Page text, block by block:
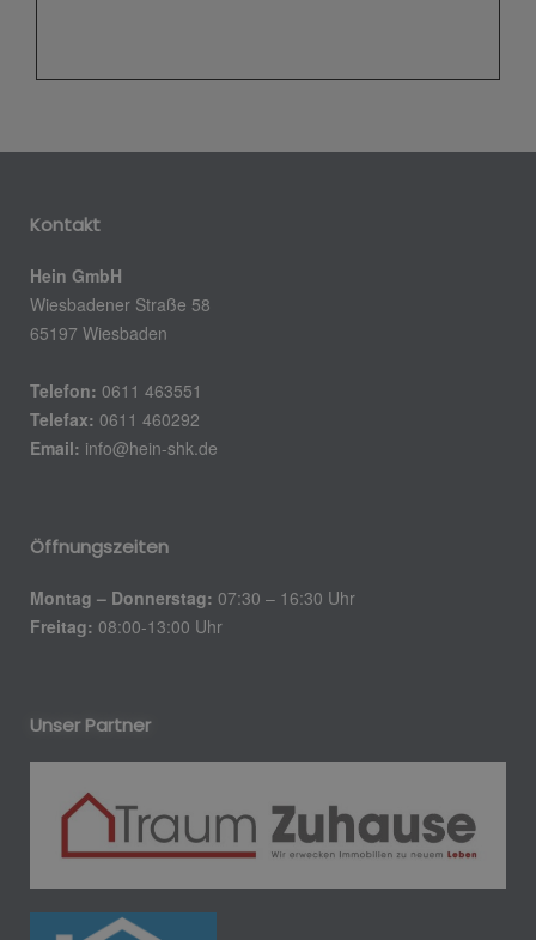
Kontakt
Hein GmbH
Wiesbadener Straße 58
65197 Wiesbaden
Telefon: 0611 463551
Telefax: 0611 460292
Email: info@hein-shk.de
Öffnungszeiten
Montag – Donnerstag: 07:30 – 16:30 Uhr
Freitag: 08:00-13:00 Uhr
Unser Partner